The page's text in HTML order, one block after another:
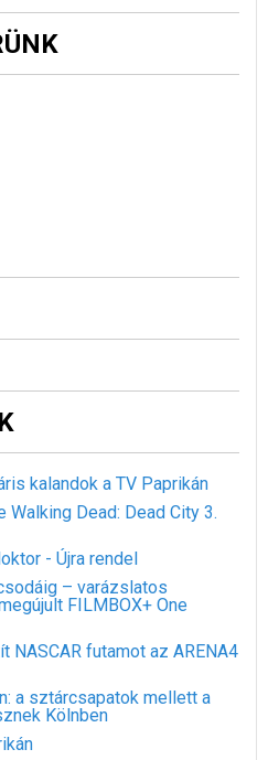
kalandok a TV Paprikán
Dead: Dead City 3.
- Újra rendel
– varázslatos
FILMBOX+ One
NASCAR futamot az ARENA4
a sztárcsapatok mellett a
Kölnben